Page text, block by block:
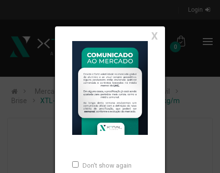
Login
0
X
Don't show again
Mercados de Atuação
Construção Civil
Brise
XTL-1448 - (D-059) - PESO LINEAR: 0,81kg/m